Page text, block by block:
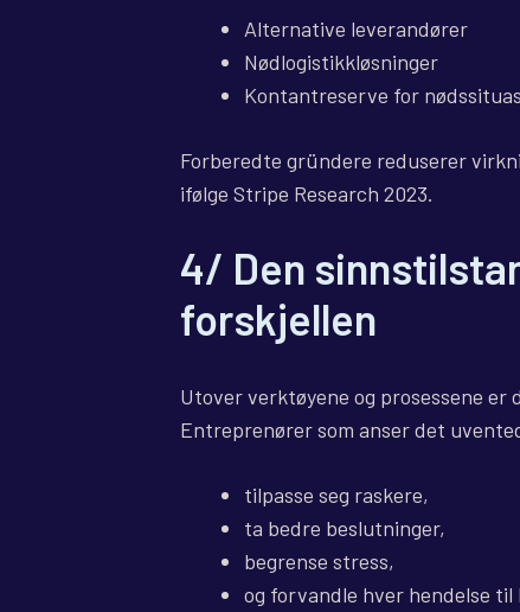
Alternative leverandører
Nødlogistikkløsninger
Kontantreserve for
Forberedte gründere reduserer
ifølge Stripe Research 2023.
4/ Den
forskjellen
Utover verktøyene og prosessene
Entreprenører som anser det
tilpasse seg raskere,
ta bedre beslutninger,
begrense stress,
og forvandle hver hendelse